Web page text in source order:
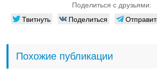
Поделиться с друзьями:
Твитнуть Поделиться
Похожие публикации